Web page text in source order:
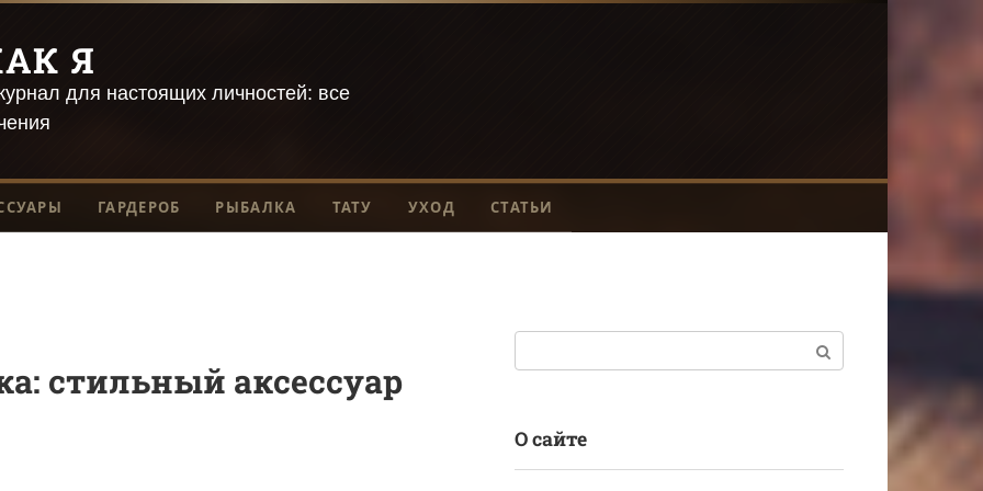
Я
для настоящих личностей: все
ГАРДЕРОБ РЫБАЛКА ТАТУ УХОД СТАТЬИ
стильный аксессуар
О сайте